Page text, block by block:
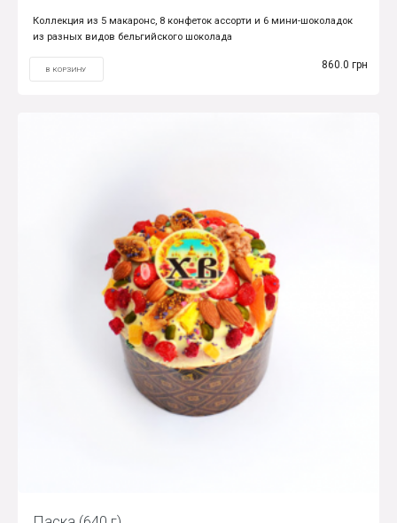
Коллекция из 5 макаронс, 8 конфеток ассорти и 6 мини-шоколадок
из разных видов бельгийского шоколада
В КОРЗИНУ 860.0 грн